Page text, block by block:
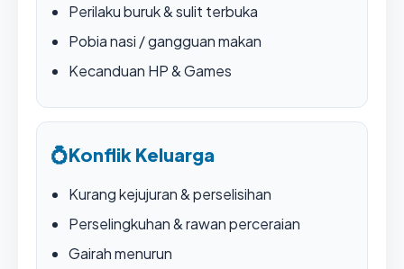
Perilaku buruk & sulit terbuka
Pobia nasi / gangguan makan
Kecanduan HP & Games
💍Konflik Keluarga
Kurang kejujuran & perselisihan
Perselingkuhan & rawan perceraian
Gairah menurun